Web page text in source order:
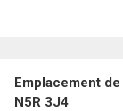
Emplacement de
N5R 3J4